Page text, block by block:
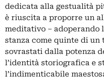
dedicata alla gestualità
è riuscita a proporre un
meditativo –
stanza come quinte di
sovrastati dalla potenza
l’identità storiografica e
l’indimenticabile